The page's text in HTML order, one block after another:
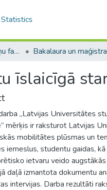
Statistics
B --- Bij. Sociālo zinātņu fakultātes noslēguma darbi / Faculty of Social Sciences - Graduate works
īslaicīgā
„Latvijas Universitātes
mērķis ir raksturot Latvijas
mobilitātes plūsmas un
iemeslus, studentu gaidas,
ietvaru veido
daļā izmantota dokumentu
intervijas. Darba rezultāti